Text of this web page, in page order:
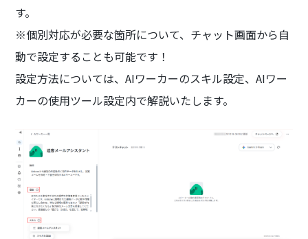
す。
※個別対応が必要な箇所について、チャット画面から自
動で設定することも可能です！
設定方法については、AIワーカーのスキル設定、AIワー
カーの使用ツール設定内で解説いたします。